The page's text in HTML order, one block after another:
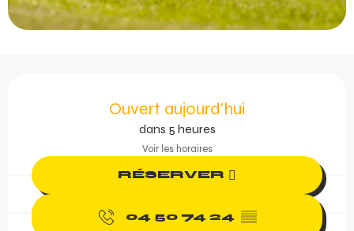
Ouvert aujourd'hui
dans 5 heures
Voir les horaires
RÉSERVER
04 50 74 24 ▒▒